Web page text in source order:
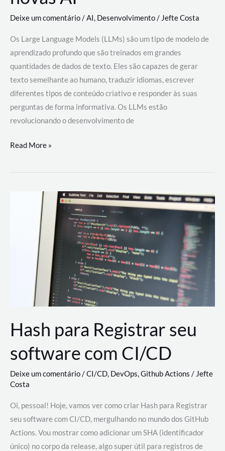
Deixe um comentário/AI, Desenvolvimento/ Jefte Costa
Os Large Language Models (LLMs) são um tipo de modelo de
aprendizado profundo que são treinados em grandes
quantidades de dados de texto. Eles são capazes de gerar
texto semelhante ao humano, traduzir idiomas, escrever
diferentes tipos de conteúdo criativo e responder às suas
perguntas de forma informativa. Os LLMs estão
revolucionando o desenvolvimento de
Large
Models
revolucionando
desenvolvimento
Read More »
Hash para Registrar seu
software com CI/CD
Deixe um comentário/CI/CD, DevOps,Github Actions /Jefte
Costa
Oi, pessoal! Hoje, vamos ver como criar Hash para Registrar
seu software com CI/CD, mergulhando no mundo dos GitHub
Actions. Vou mostrar como adicionar um SHA (identificador
único) no corpo da release, algo super útil para registros de